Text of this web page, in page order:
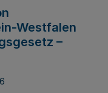
Westfalen
–